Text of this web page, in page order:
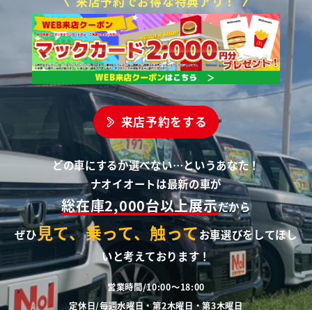
来店予約をする
どの車にするか選べない…というあなた！
ナオイオートは最新の車が
総在庫2,000台以上展示だから
ぜひ見て、乗って、触ってお車選びをしてほし
いと考えております！
営業時間/10:00～18:00
定休日/毎週水曜日・第2木曜日・第3木曜日